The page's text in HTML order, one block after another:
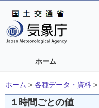
ホーム
ホーム > 各種データ・資料 >
１時間ごとの値